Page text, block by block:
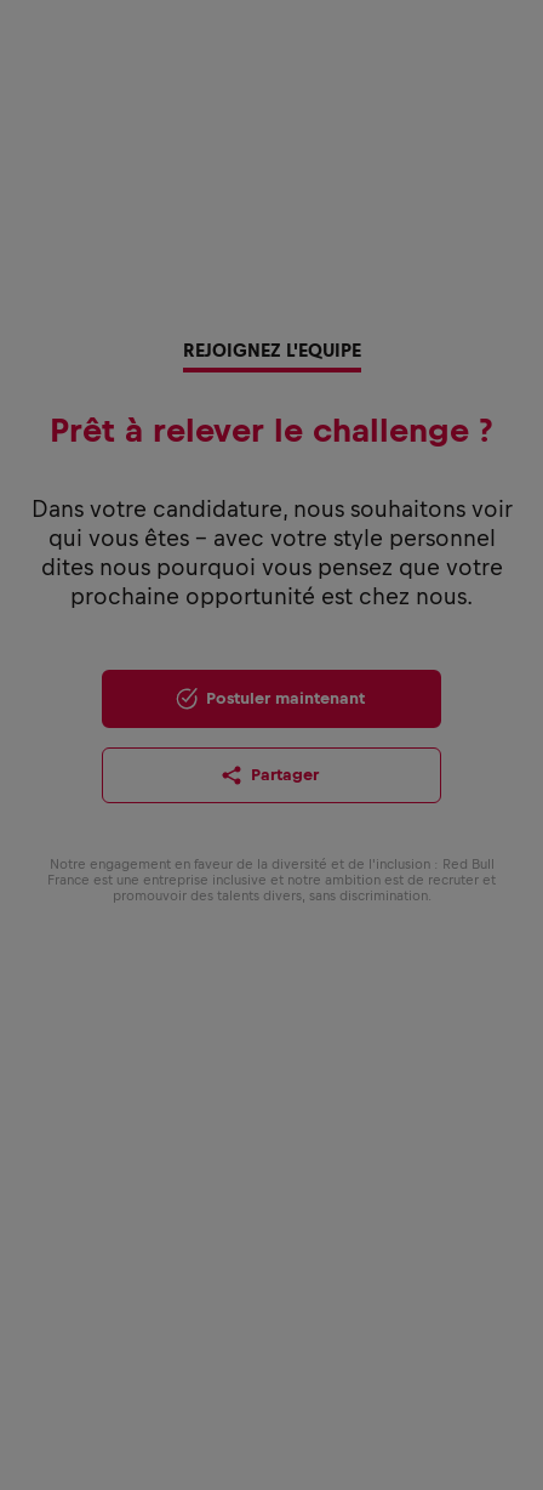
REJOIGNEZ L'EQUIPE
Prêt à relever le challenge ?
Dans votre candidature, nous souhaitons voir
qui vous êtes - avec votre style personnel
dites nous pourquoi vous pensez que votre
prochaine opportunité est chez nous.
Postuler maintenant
Partager
Notre engagement en faveur de la diversité et de l'inclusion : Red Bull
France est une entreprise inclusive et notre ambition est de recruter et
promouvoir des talents divers, sans discrimination.